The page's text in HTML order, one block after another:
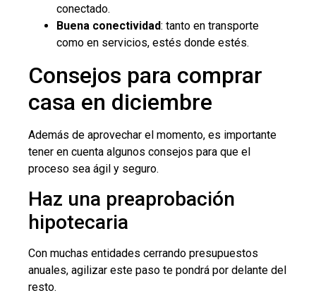
conectado.
Buena conectividad: tanto en transporte
como en servicios, estés donde estés.
Consejos para comprar
casa en diciembre
Además de aprovechar el momento, es importante
tener en cuenta algunos consejos para que el
proceso sea ágil y seguro.
Haz una preaprobación
hipotecaria
Con muchas entidades cerrando presupuestos
anuales, agilizar este paso te pondrá por delante del
resto.